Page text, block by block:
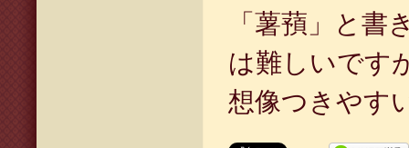
「薯蕷」と書
は難しいです
想像つきやす